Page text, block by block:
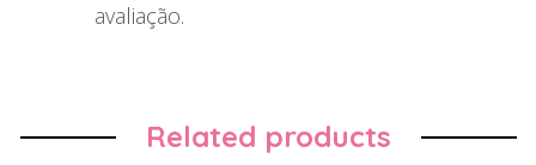
avaliação.
Related products